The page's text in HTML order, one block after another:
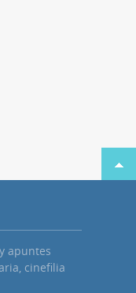
apuntes
cinefilia